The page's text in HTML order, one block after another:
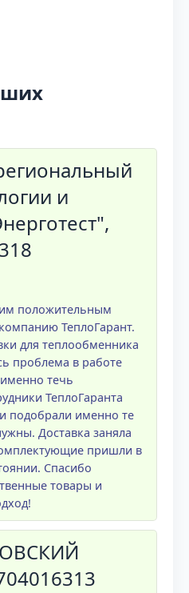
и
положительным
ТеплоГарант.
для теплообменника
проблема в работе
течь
ТеплоГаранта
подобрали именно те
Доставка заняла
пришли в
Спасибо
товары и